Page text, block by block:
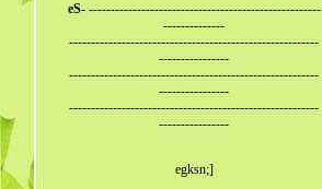
eS------------------------------------------------------
--------------
---------------------------------------------------------
----------------
---------------------------------------------------------
----------------
---------------------------------------------------------
----------------
egksn;]